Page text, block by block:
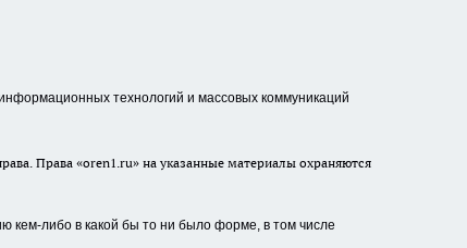
технологий и массовых коммуникаций
Права «oren1.ru» на указанные материалы охраняются
кем-либо в какой бы то ни было форме, в том числе